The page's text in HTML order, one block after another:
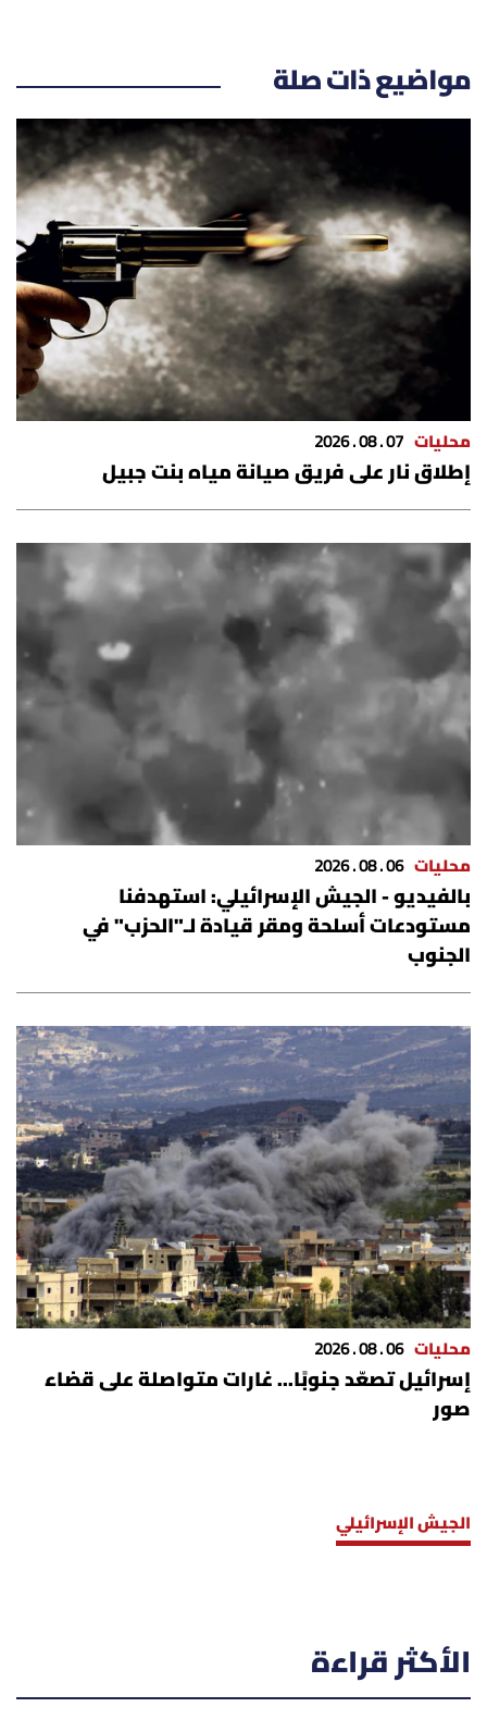
كاميرا
صحّة وصحن
الرياضة
منوّعات
حظّك اليوم
للتاريخ
فيديو
من نحن
للتواصل معنا
شروط الاستخدام
شروط الإشتراك
مواضيع ذات صلة
محليات 07 . 08 . 2026
إطلاق نار على فريق صيانة مياه بنت جبيل
محليات 06 . 08 . 2026
بالفيديو - الجيش الإسرائيلي: استهدفنا
مستودعات أسلحة ومقر قيادة لـ"الحزب" في
الجنوب
محليات 06 . 08 . 2026
إسرائيل تصعّد جنوبًا... غارات متواصلة على قضاء
صور
الجيش الإسرائيلي
الأكثر قراءة